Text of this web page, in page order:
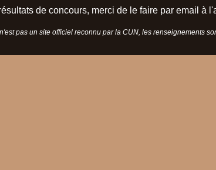
de concours, merci de le faire par email à
pas un site officiel reconnu par la CUN, les renseignements